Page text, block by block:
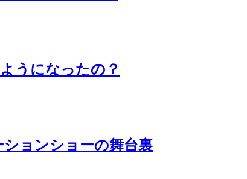
うになったの？
ョンショーの舞台裏